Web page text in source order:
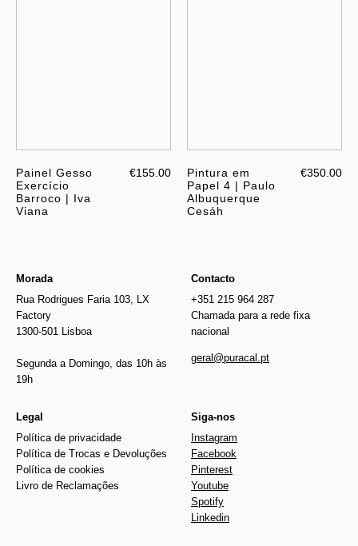
Painel Gesso
Exercício
Barroco | Iva
Viana
€155.00
Pintura em
Papel 4 | Paulo
Albuquerque
Cesáh
€350.00
Morada
Rua Rodrigues Faria 103, LX
Factory
1300-501 Lisboa
Segunda a Domingo, das 10h às
19h
Contacto
+351 215 964 287
Chamada para a rede fixa
nacional
geral@puracal.pt
Legal
Política de privacidade
Política de Trocas e Devoluções
Política de cookies
Livro de Reclamações
Siga-nos
Instagram
Facebook
Pinterest
Youtube
Spotify
Linkedin